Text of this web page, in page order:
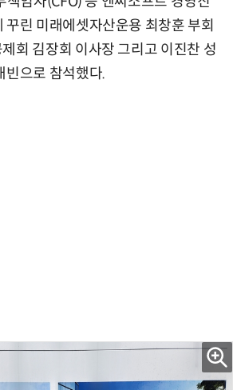
꾸린 미래에셋자산운용 최창훈 부회
회 김장회 이사장 그리고 이진찬 성
빈으로 참석했다.